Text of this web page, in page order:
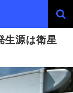
生源は衛星